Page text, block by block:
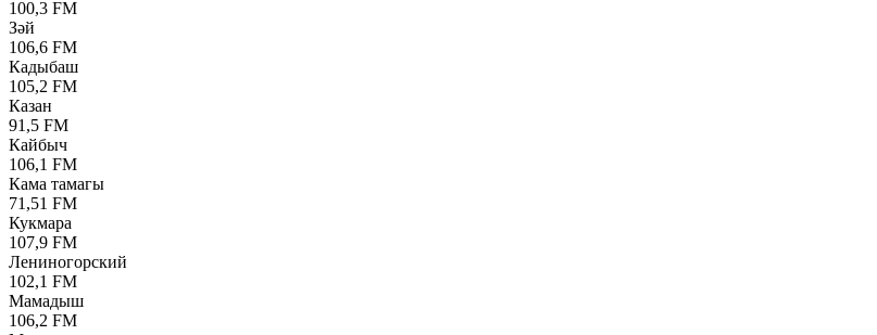
100,3 FM
Зәй
106,6 FM
Кадыбаш
105,2 FM
Казан
91,5 FM
Кайбыч
106,1 FM
Кама тамагы
71,51 FM
Кукмара
107,9 FM
Лениногорский
102,1 FM
Мамадыш
106,2 FM